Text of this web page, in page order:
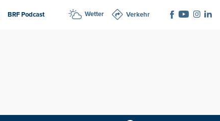
BRF Podcast Wetter Verkehr